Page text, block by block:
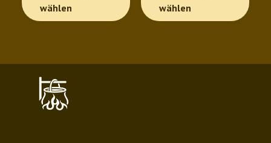
CHF 21.00
wählen
Produkt
weist
Varianten
CHF 13.70
wählen